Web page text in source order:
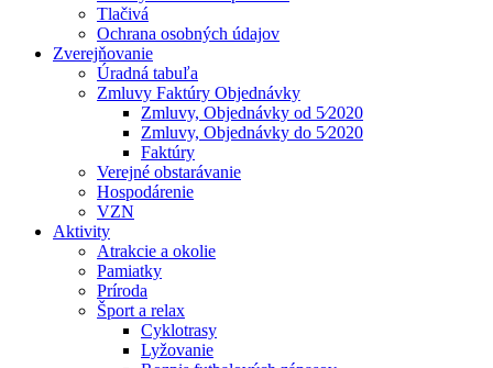
Tlačivá
Ochrana osobných údajov
Zverejňovanie
Úradná tabuľa
Zmluvy Faktúry Objednávky
Zmluvy, Objednávky od 5⁄2020
Zmluvy, Objednávky do 5⁄2020
Faktúry
Verejné obstarávanie
Hospodárenie
VZN
Aktivity
Atrakcie a okolie
Pamiatky
Príroda
Šport a relax
Cyklotrasy
Lyžovanie